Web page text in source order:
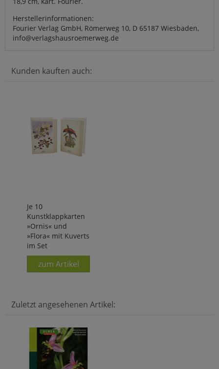
Herstellerinformationen:
Fourier Verlag GmbH, Römerweg 10, D 65187 Wiesbaden,
info@verlagshausroemerweg.de
Kunden kauften auch:
Je 10
Kunstklappkarten
»Ornis« und
»Flora« mit Kuverts
im Set
zum Artikel
Zuletzt angesehenen Artikel: